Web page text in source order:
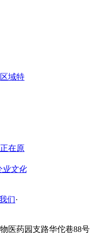
域特
在原
业文化
们·
医药园支路华佗巷88号